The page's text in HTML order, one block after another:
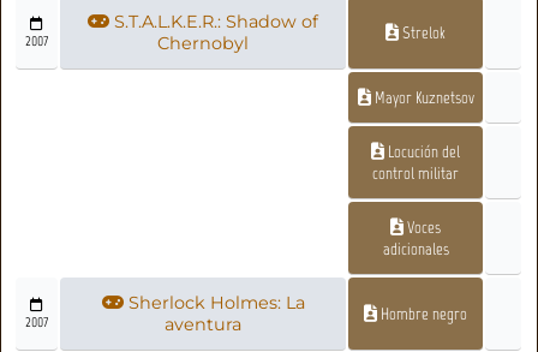
2007
S.T.A.L.K.E.R.: Shadow of
Chernobyl
Strelok
Mayor Kuznetsov
Locución del
control militar
Voces
adicionales
2007
Sherlock Holmes: La
aventura
Hombre negro